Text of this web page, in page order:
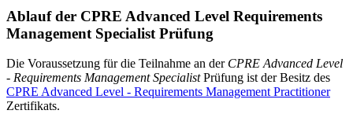
Ablauf der CPRE Advanced Level Requirements
Management Specialist Prüfung
Die Voraussetzung für die Teilnahme an der CPRE Advanced Level
- Requirements Management SpecialistPrüfung ist der Besitz des
CPRE Advanced Level - Requirements Management Practitioner
Zertifikats.